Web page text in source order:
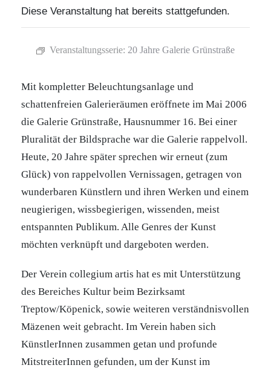
Diese Veranstaltung hat bereits stattgefunden.
Veranstaltungsserie: 20 Jahre Galerie Grünstraße
Mit kompletter Beleuchtungsanlage und
schattenfreien Galerieräumen eröffnete im Mai 2006
die Galerie Grünstraße, Hausnummer 16. Bei einer
Pluralität der Bildsprache war die Galerie rappelvoll.
Heute, 20 Jahre später sprechen wir erneut (zum
Glück) von rappelvollen Vernissagen, getragen von
wunderbaren Künstlern und ihren Werken und einem
neugierigen, wissbegierigen, wissenden, meist
entspannten Publikum. Alle Genres der Kunst
möchten verknüpft und dargeboten werden.
Der Verein collegium artis hat es mit Unterstützung
des Bereiches Kultur beim Bezirksamt
Treptow/Köpenick, sowie weiteren verständnisvollen
Mäzenen weit gebracht. Im Verein haben sich
KünstlerInnen zusammen getan und profunde
MitstreiterInnen gefunden, um der Kunst im